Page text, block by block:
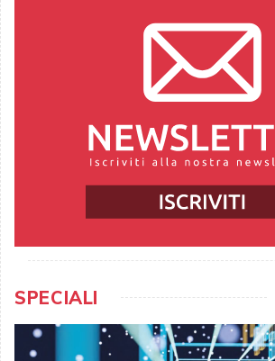
SPECIALI